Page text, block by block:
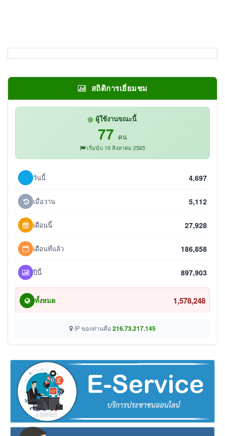
สถิติการเยี่ยมชม
ผู้ใช้งานขณะนี้
77 คน
เริ่มนับ 19 สิงหาคม 2565
วันนี้ 4,697
เมื่อวาน 5,112
เดือนนี้ 27,928
เดือนที่แล้ว 186,858
ปีนี้ 897,903
ทั้งหมด 1,578,248
IP ของท่านคือ 216.73.217.145